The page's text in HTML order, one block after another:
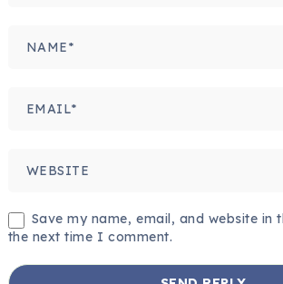
Save my name, email, and website in
the next time I comment.